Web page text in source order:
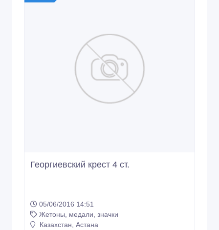
Георгиевский крест 4 ст.
05/06/2016 14:51
Жетоны, медали, значки
Казахстан, Астана